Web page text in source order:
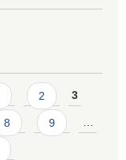
2 3
8 9 …